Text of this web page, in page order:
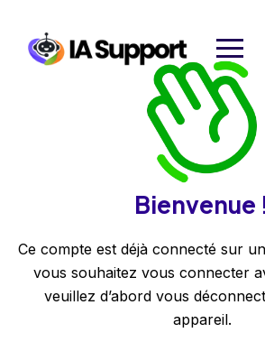
Bienvenue
Ce compte est déjà connecté sur
vous souhaitez vous connecter
veuillez d’abord vous
appareil.